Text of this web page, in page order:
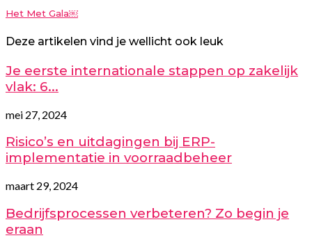
Het Met Gala￼
Deze artikelen vind je wellicht ook leuk
Je eerste internationale stappen op zakelijk
vlak: 6...
mei 27, 2024
Risico’s en uitdagingen bij ERP-
implementatie in voorraadbeheer
maart 29, 2024
Bedrijfsprocessen verbeteren? Zo begin je
eraan